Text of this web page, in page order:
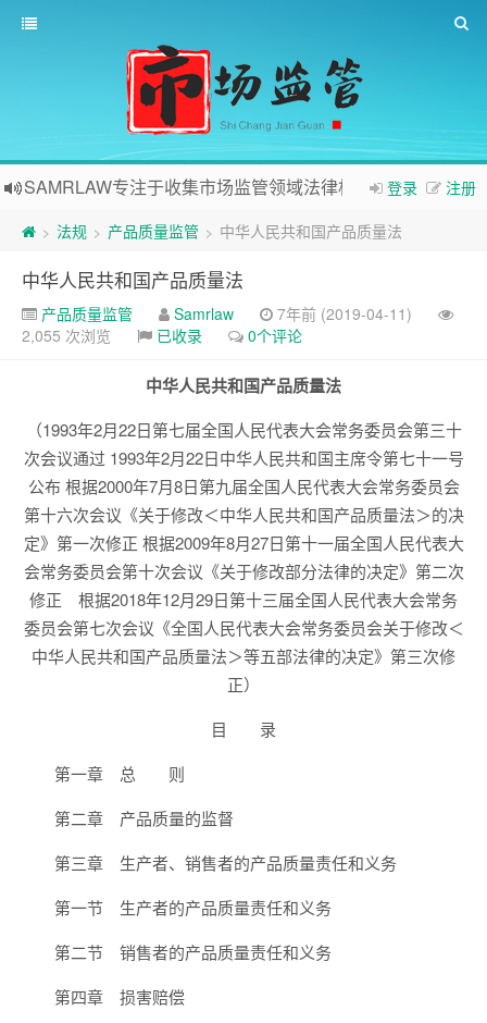
登录 注册
SAMRLAW专注于收集市场监管领域法律相关内容
> 法规 > 产品质量监管 > 中华人民共和国产品质量法
中华人民共和国产品质量法
产品质量监管 Samrlaw
7年前 (2019-04-11)
2,055 次浏览
已收录 0个评论
中华人民共和国产品质量法
（1993年2月22日第七届全国人民代表大会常务委员会第三十
次会议通过 1993年2月22日中华人民共和国主席令第七十一号
公布 根据2000年7月8日第九届全国人民代表大会常务委员会
第十六次会议《关于修改＜中华人民共和国产品质量法＞的决
定》第一次修正 根据2009年8月27日第十一届全国人民代表大
会常务委员会第十次会议《关于修改部分法律的决定》第二次
修正 根据2018年12月29日第十三届全国人民代表大会常务
委员会第七次会议《全国人民代表大会常务委员会关于修改＜
中华人民共和国产品质量法＞等五部法律的决定》第三次修
正）
目 录
第一章 总 则
第二章 产品质量的监督
第三章 生产者、销售者的产品质量责任和义务
第一节 生产者的产品质量责任和义务
第二节 销售者的产品质量责任和义务
第四章 损害赔偿